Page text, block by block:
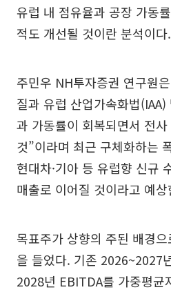
유럽 내 점유율과 공장 가동
적도 개선될 것이란 분석이다.
주민우 NH투자증권 연구원
질과 유럽 산업가속화법
과 가동률이 회복되면서 전
것”이라며 최근 구체화하는
현대차·기아 등 유럽향 신규
매출로 이어질 것이라고 예
목표주가 상향의 주된 배경
을 들었다. 기존 2026~2027
2028년 EBITDA를 가중평균